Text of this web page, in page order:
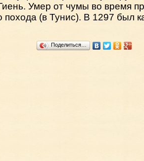
Умер от чумы во время
похода (в Тунис). В 1297 был
Поделиться…